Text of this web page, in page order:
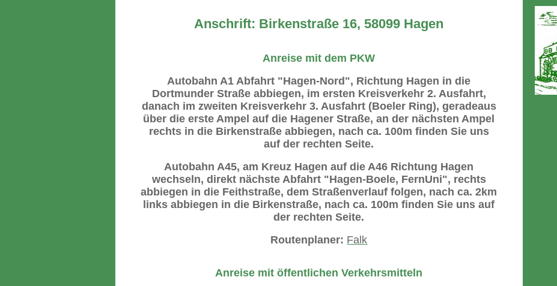
Anschrift: Birkenstraße 16, 58099 Hagen
Anreise mit dem PKW
Autobahn A1 Abfahrt "Hagen-Nord", Richtung Hagen in die
Dortmunder Straße abbiegen, im ersten Kreisverkehr 2. Ausfahrt,
danach im zweiten Kreisverkehr 3. Ausfahrt (Boeler Ring), geradeaus
über die erste Ampel auf die Hagener Straße, an der nächsten Ampel
rechts in die Birkenstraße abbiegen, nach ca. 100m finden Sie uns
auf der rechten Seite.
Autobahn A45, am Kreuz Hagen auf die A46 Richtung Hagen
wechseln, direkt nächste Abfahrt "Hagen-Boele, FernUni", rechts
abbiegen in die Feithstraße, dem Straßenverlauf folgen, nach ca. 2km
links abbiegen in die Birkenstraße, nach ca. 100m finden Sie uns auf
der rechten Seite.
Routenplaner: Falk
Anreise mit öffentlichen Verkehrsmitteln